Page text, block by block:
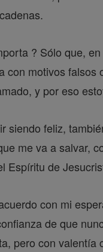
? Sólo que,
con motivos falsos
y por eso
siendo feliz,
me va a salvar,
Espíritu de
con mi
de que
pero con valentía